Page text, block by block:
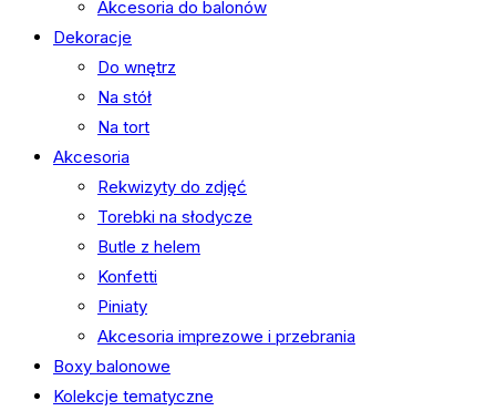
Akcesoria do balonów
Dekoracje
Do wnętrz
Na stół
Na tort
Akcesoria
Rekwizyty do zdjęć
Torebki na słodycze
Butle z helem
Konfetti
Piniaty
Akcesoria imprezowe i przebrania
Boxy balonowe
Kolekcje tematyczne